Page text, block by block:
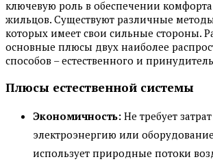
ключевую роль в обеспечении
жильцов. Существуют различные
которых имеет свои сильные стороны.
основные плюсы двух наиболее
способов – естественного и
Плюсы естественной системы
Экономичность: Не требует
электроэнергию или
использует природные потоки